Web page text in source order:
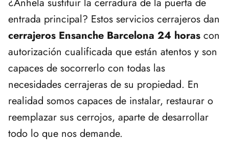
entrada principal? Estos servicios cerrajeros dan
cerrajeros Ensanche Barcelona 24 horas con
autorización cualificada que están atentos y son
capaces de socorrerlo con todas las
necesidades cerrajeras de su propiedad. En
realidad somos capaces de instalar, restaurar o
reemplazar sus cerrojos, aparte de desarrollar
todo lo que nos demande.